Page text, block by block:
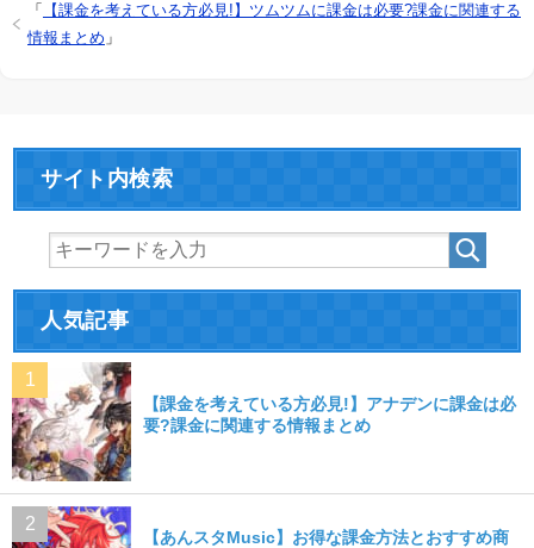
「
【課金を考えている方必見!】ツムツムに課金は必要?課金に関連する
情報まとめ 」
サイト内検索
人気記事
【課金を考えている方必見!】アナデンに課金は必
要?課金に関連する情報まとめ
【あんスタMusic】お得な課金方法とおすすめ商